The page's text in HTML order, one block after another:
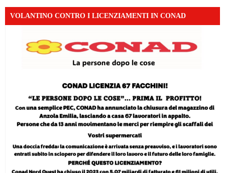
VOLANTINO CONTRO I LICENZIAMENTI IN CONAD